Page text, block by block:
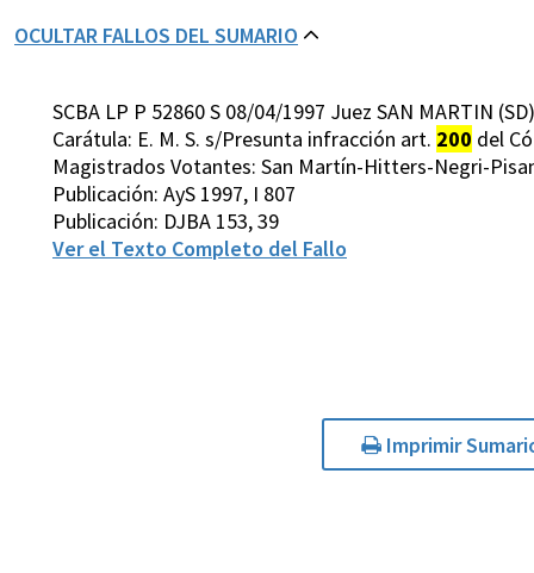
OCULTAR FALLOS DEL SUMARIO
SCBA LP P 52860 S 08/04/1997 Juez SAN MARTIN (SD)
Carátula: E. M. S. s/Presunta infracción art. 200 del
Magistrados Votantes: San Martín-Hitters-Negri-
Publicación: AyS 1997, I 807
Publicación: DJBA 153, 39
Ver el Texto Completo del Fallo
Imprimir